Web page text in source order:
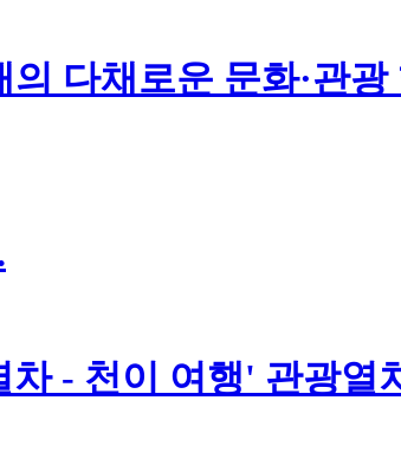
다채로운 문화·관
- 천이 여행' 관광열